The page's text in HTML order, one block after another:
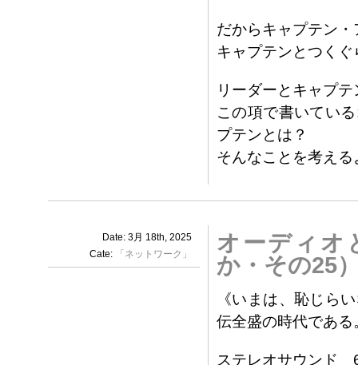
だからキャプテン
キャプテンとつく
リーダーとキャプ
この項で書いてい
プテンとは？
そんなことを考え
Date: 3月 18th, 2025
Cate:
「ネットワーク」
オーディオ
か・その25
《いまは、恥じら
伝全盛の時代である
ステレオサウンド